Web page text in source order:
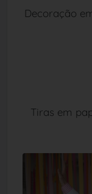
Decoração
Tiras em